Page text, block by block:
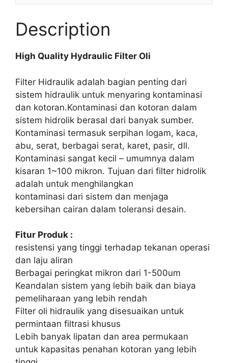
Description
High Quality Hydraulic Filter Oli
Filter Hidraulik adalah bagian penting dari
sistem hidraulik untuk menyaring kontaminasi
dan kotoran.Kontaminasi dan kotoran dalam
sistem hidrolik berasal dari banyak sumber.
Kontaminasi termasuk serpihan logam, kaca,
abu, serat, berbagai serat, karet, pasir, dll.
Kontaminasi sangat kecil – umumnya dalam
kisaran 1~100 mikron. Tujuan dari filter hidrolik
adalah untuk menghilangkan
kontaminasi dari sistem dan menjaga
kebersihan cairan dalam toleransi desain.
Fitur Produk :
resistensi yang tinggi terhadap tekanan operasi
dan laju aliran
Berbagai peringkat mikron dari 1-500um
Keandalan sistem yang lebih baik dan biaya
pemeliharaan yang lebih rendah
Filter oli hidraulik yang disesuaikan untuk
permintaan filtrasi khusus
Lebih banyak lipatan dan area permukaan
untuk kapasitas penahan kotoran yang lebih